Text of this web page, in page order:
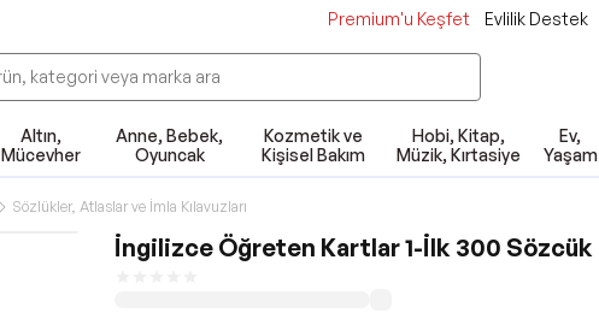
Premium'u Keşfet Evlilik Destek
Altın,
Mücevher
Anne, Bebek,
Oyuncak
Kozmetik ve
Kişisel Bakım
Hobi, Kitap,
Müzik, Kırtasiye
Ev,
Yaşam
Sözlükler, Atlaslar ve İmla Kılavuzları
İngilizce Öğreten Kartlar 1-İlk 300 Sözcük